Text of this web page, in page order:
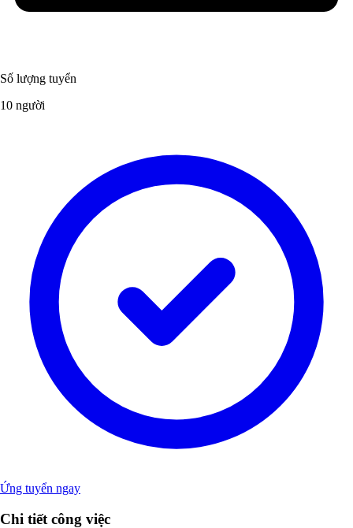
Số lượng tuyển
10 người
Ứng tuyển ngay
Chi tiết công việc